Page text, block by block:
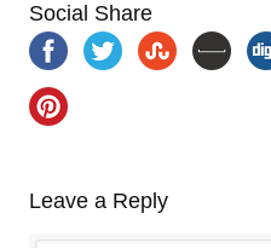
Social Share
Leave a Reply